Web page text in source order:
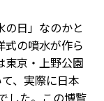
の日」なのかと
式の噴水が作ら
東京・上野公園
、実際に日本
した。この博覧